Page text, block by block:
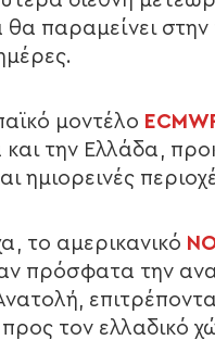
θα παραμείνει
μοντέλο
και την Ελλάδα,
ημιορεινές
το αμερικανικό
πρόσφατα την
προς τον ελλαδικό